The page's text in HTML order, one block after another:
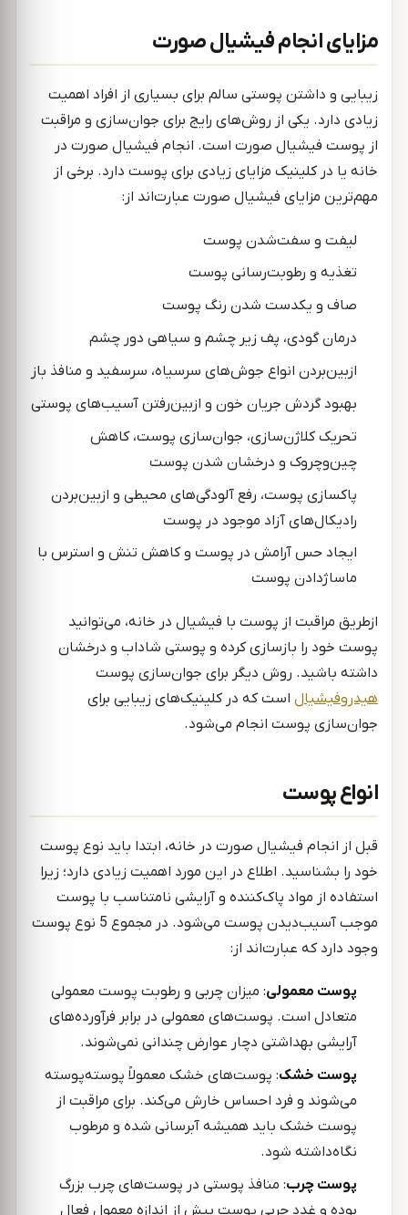
مزایای انجام فیشیال صورت
زیبایی و داشتن پوستی سالم برای بسیاری از افراد اهمیت
زیادی دارد. یکی از روش‌های رایج برای جوان‌سازی و مراقبت
از پوست فیشیال صورت است. انجام فیشیال صورت در
خانه یا در کلینیک مزایای زیادی برای پوست دارد. برخی از
مهم‌ترین مزایای فیشیال صورت عبارت‌اند از:
لیفت و سفت‌شدن پوست
تغذیه و رطوبت‌رسانی پوست
صاف و یکدست شدن رنگ پوست
درمان گودی، پف زیر چشم و سیاهی دور چشم
ازبین‌بردن انواع جوش‌های سرسیاه، سرسفید و منافذ باز
بهبود گردش جریان خون و ازبین‌رفتن آسیب‌های پوستی
تحریک کلاژن‌سازی، جوان‌سازی پوست، کاهش
چین‌وچروک و درخشان شدن پوست
پاکسازی پوست، رفع آلودگی‌های محیطی و ازبین‌بردن
رادیکال‌های آزاد موجود در پوست
ایجاد حس آرامش در پوست و کاهش تنش و استرس با
ماساژدادن پوست
ازطریق مراقبت از پوست با فیشیال در خانه، می‌توانید
پوست خود را بازسازی کرده و پوستی شاداب و درخشان
داشته باشید. روش دیگر برای جوان‌سازی پوست
هیدروفیشیالاست که در کلینیک‌های زیبایی برای
جوان‌سازی پوست انجام می‌شود.
انواع پوست
قبل از انجام فیشیال صورت در خانه، ابتدا باید نوع پوست
خود را بشناسید. اطلاع در این مورد اهمیت زیادی دارد؛ زیرا
استفاده از مواد پاک‌کننده و آرایشی نامتناسب با پوست
موجب آسیب‌دیدن پوست می‌شود. در مجموع 5 نوع پوست
وجود دارد که عبارت‌اند از:
پوست معمولی: میزان چربی و رطوبت پوست معمولی
متعادل است. پوست‌های معمولی در برابر فرآورده‌های
آرایشی بهداشتی دچار عوارض چندانی نمی‌شوند.
پوست خشک: پوست‌های خشک معمولاً پوسته‌پوسته
می‌شوند و فرد احساس خارش می‌کند. برای مراقبت از
پوست خشک باید همیشه آبرسانی شده و مرطوب
نگاه‌داشته شود.
پوست چرب: منافذ پوستی در پوست‌های چرب بزرگ
بوده و غدد چربی پوست بیش از اندازه معمول فعال